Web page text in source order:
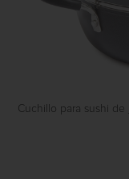
Cuchillo para sushi de